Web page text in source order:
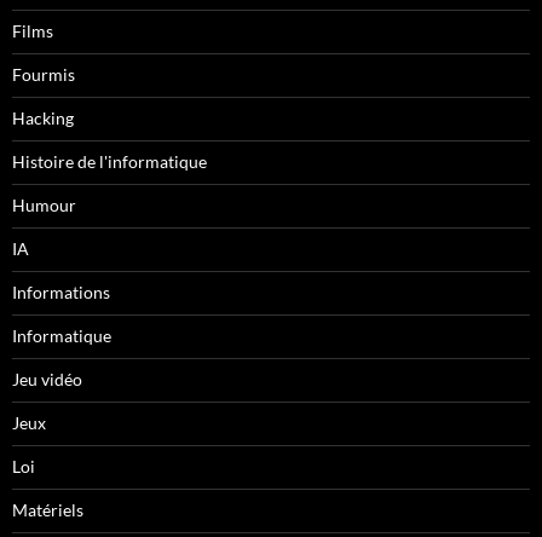
Films
Fourmis
Hacking
Histoire de l'informatique
Humour
IA
Informations
Informatique
Jeu vidéo
Jeux
Loi
Matériels